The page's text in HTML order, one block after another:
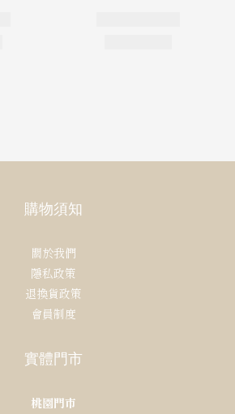
購物須知
關於我們
隱私政策
退換貨政策
會員制度
實體門市
桃園門市